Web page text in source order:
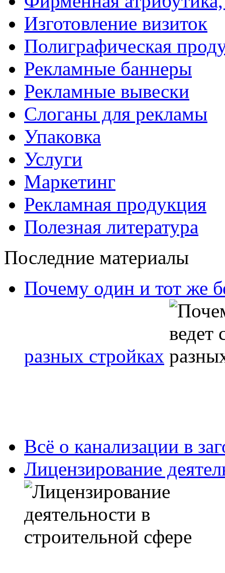
Изготовление визиток
Полиграфическая
Рекламные баннеры
Рекламные вывески
Слоганы для рекламы
Упаковка
Услуги
Маркетинг
Рекламная продукция
Полезная литература
Последние материалы
Почему один и тот же
разных стройках
Всё о канализации в
Лицензирование